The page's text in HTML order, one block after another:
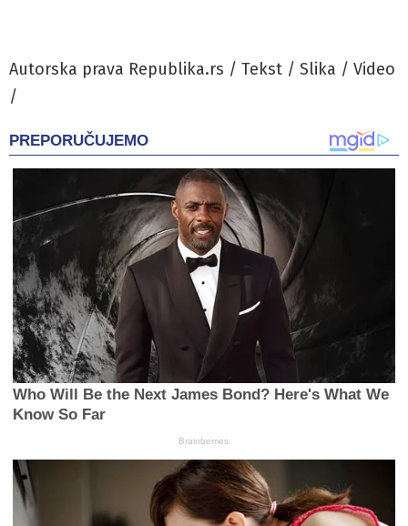
Autorska prava Republika.rs / Tekst / Slika / Video
/